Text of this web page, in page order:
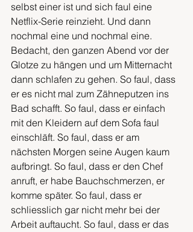
selbst einer ist und sich faul eine
Netflix-Serie reinzieht. Und dann
nochmal eine und nochmal eine.
Bedacht, den ganzen Abend vor der
Glotze zu hängen und um Mitternacht
dann schlafen zu gehen. So faul, dass
er es nicht mal zum Zähneputzen ins
Bad schafft. So faul, dass er einfach
mit den Kleidern auf dem Sofa faul
einschläft. So faul, dass er am
nächsten Morgen seine Augen kaum
aufbringt. So faul, dass er den Chef
anruft, er habe Bauchschmerzen, er
komme später. So faul, dass er
schliesslich gar nicht mehr bei der
Arbeit auftaucht. So faul, dass er das